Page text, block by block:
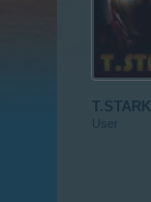
T.STARK
User